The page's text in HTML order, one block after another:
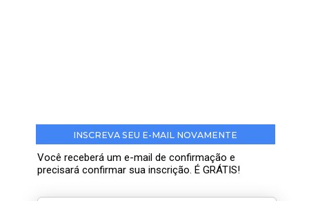
INSCREVA SEU E-MAIL NOVAMENTE
Você receberá um e-mail de confirmação e
precisará confirmar sua inscrição. É GRÁTIS!